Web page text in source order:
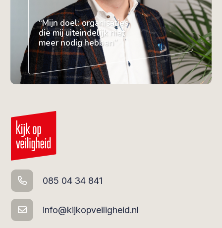
“Mijn doel: organisaties
die mij uiteindelijk niet
meer nodig hebben”
085 04 34 841
info@kijkopveiligheid.nl